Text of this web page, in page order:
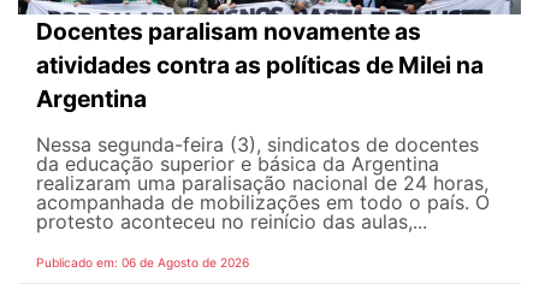
Docentes paralisam novamente as
atividades contra as políticas de Milei na
Argentina
Nessa segunda-feira (3), sindicatos de docentes
da educação superior e básica da Argentina
realizaram uma paralisação nacional de 24 horas,
acompanhada de mobilizações em todo o país. O
protesto aconteceu no reinício das aulas,...
Publicado em: 06 de Agosto de 2026